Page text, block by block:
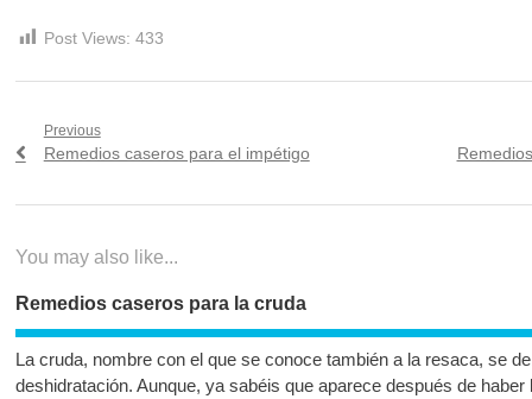
Post Views: 433
Navegación
Previous
Previous
Remedios caseros para el impétigo
Next
You may also like...
Remedios caseros para la cruda
La cruda, nombre con el que se conoce también a la resaca, se
deshidratación. Aunque, ya sabéis que aparece después de